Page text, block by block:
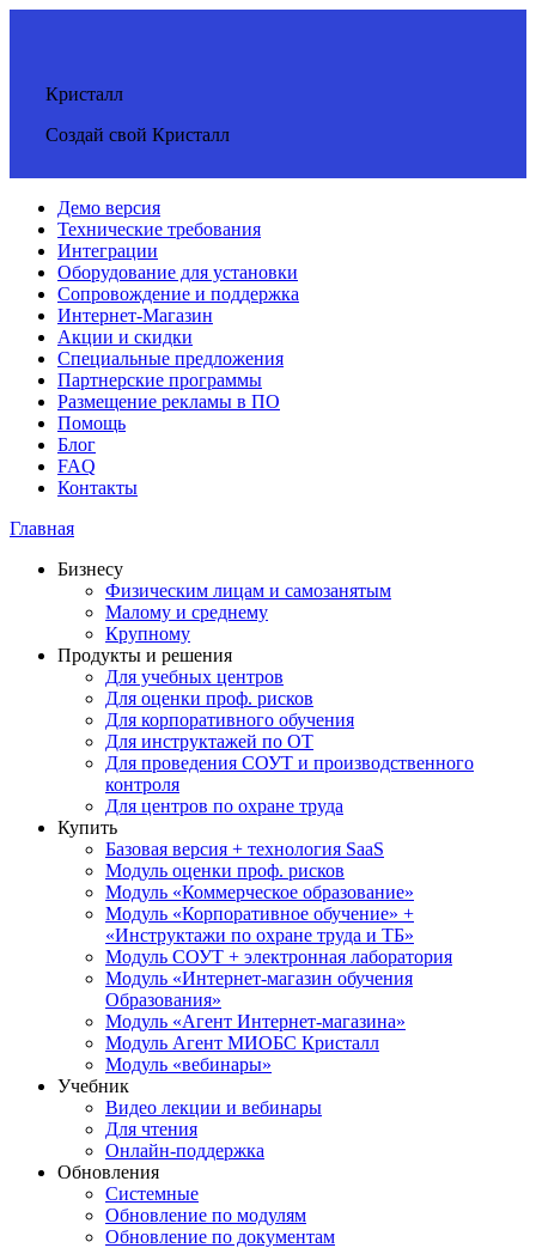
Кристалл
Создай свой Кристалл
Демо версия
Технические требования
Интеграции
Оборудование для установки
Сопровождение и поддержка
Интернет-Магазин
Акции и скидки
Специальные предложения
Партнерские программы
Размещение рекламы в ПО
Помощь
Блог
FAQ
Контакты
Главная
Бизнесу
Физическим лицам и самозанятым
Малому и среднему
Крупному
Продукты и решения
Для учебных центров
Для оценки проф. рисков
Для корпоративного обучения
Для инструктажей по ОТ
Для проведения СОУТ и производственного
контроля
Для центров по охране труда
Купить
Базовая версия + технология SaaS
Модуль оценки проф. рисков
Модуль «Коммерческое образование»
Модуль «Корпоративное обучение» +
«Инструктажи по охране труда и ТБ»
Модуль СОУТ + электронная лаборатория
Модуль «Интернет-магазин обучения
Образования»
Модуль «Агент Интернет-магазина»
Модуль Агент МИОБС Кристалл
Модуль «вебинары»
Учебник
Видео лекции и вебинары
Для чтения
Онлайн-поддержка
Обновления
Системные
Обновление по модулям
Обновление по документам